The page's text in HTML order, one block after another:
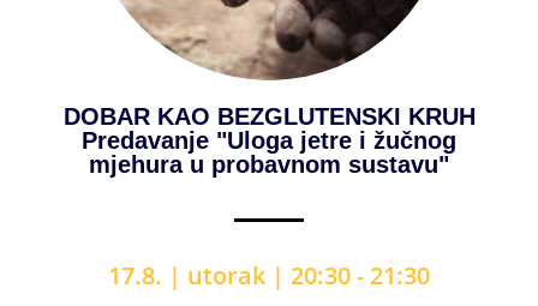
DOBAR KAO BEZGLUTENSKI KRUH
Predavanje "Uloga jetre i žučnog
mjehura u probavnom sustavu"
17.8. | utorak | 20:30 - 21:30